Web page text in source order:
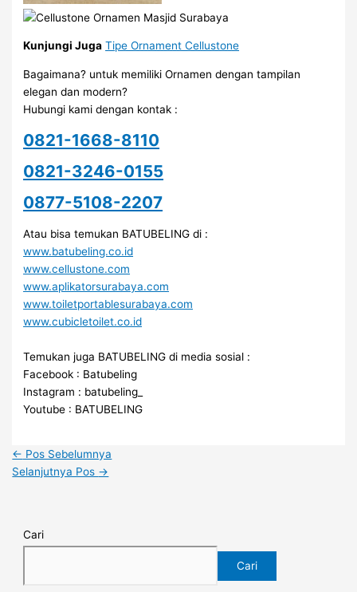
Kunjungi Juga Tipe Ornament Cellustone
Bagaimana? untuk memiliki Ornamen dengan tampilan
elegan dan modern?
Hubungi kami dengan kontak :
0821-1668-8110
0821-3246-0155
0877-5108-2207
Atau bisa temukan BATUBELING di :
www.batubeling.co.id
www.cellustone.com
www.aplikatorsurabaya.com
www.toiletportablesurabaya.com
www.cubicletoilet.co.id
Temukan juga BATUBELING di media sosial :
Facebook : Batubeling
Instagram : batubeling_
Youtube : BATUBELING
← Pos Sebelumnya
Selanjutnya Pos →
Cari
Cari